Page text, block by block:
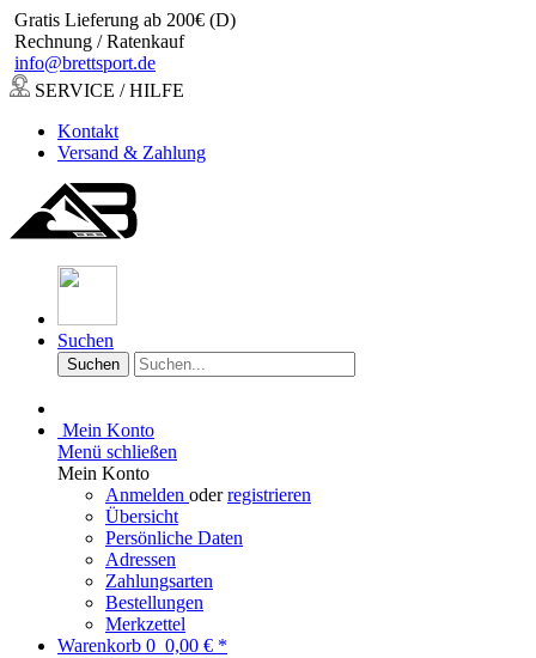
Gratis Lieferung ab 200€ (D)
Rechnung / Ratenkauf
info@brettsport.de
SERVICE / HILFE
Kontakt
Versand & Zahlung
Suchen
Suchen
Mein Konto
Menü schließen
Mein Konto
Anmelden oderregistrieren
Übersicht
Persönliche Daten
Adressen
Zahlungsarten
Bestellungen
Merkzettel
Warenkorb 0 0,00 € *